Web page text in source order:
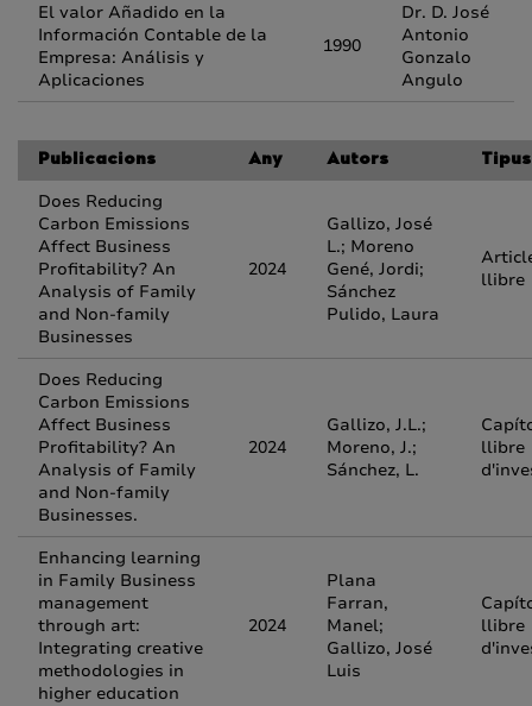
El valor Añadido en la
Información Contable de la
Empresa: Análisis y
Aplicaciones
1990
Dr. D. José
Antonio
Gonzalo
Angulo
Publicacions Any Autors Tipus
Does Reducing
Carbon Emissions
Affect Business
Profitability? An
Analysis of Family
and Non-family
Businesses
2024
Gallizo, José
L.; Moreno
Gené, Jordi;
Sánchez
Pulido, Laura
llibre
Does Reducing
Carbon Emissions
Affect Business
Profitability? An
Analysis of Family
and Non-family
Businesses.
2024
Gallizo, J.L.;
Moreno, J.;
Sánchez, L.
llibre
Enhancing learning
in Family Business
management
through art:
Integrating creative
methodologies in
higher education
2024
Plana
Farran,
Manel;
Gallizo, José
Luis
llibre